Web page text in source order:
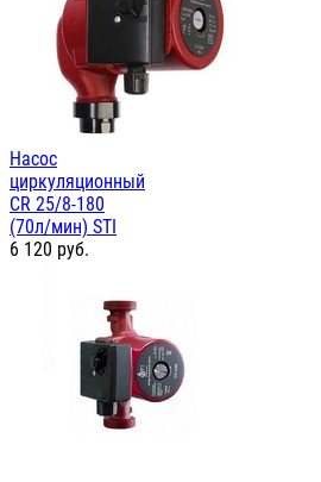
Насос
циркуляционный
СR 25/8-180
(70л/мин) STI
6 120 руб.